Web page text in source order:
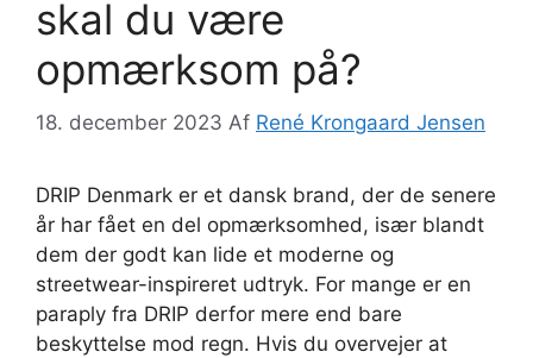
skal du være
opmærksom på?
18. december 2023 Af René Krongaard Jensen
DRIP Denmark er et dansk brand, der de senere
år har fået en del opmærksomhed, især blandt
dem der godt kan lide et moderne og
streetwear-inspireret udtryk. For mange er en
paraply fra DRIP derfor mere end bare
beskyttelse mod regn. Hvis du overvejer at